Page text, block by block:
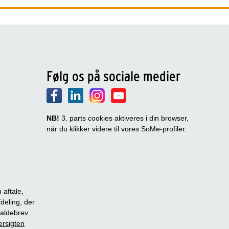
aftale,
der
Følg os på sociale medier
NB! 3. parts cookies aktiveres i din browser,
når du klikker videre til vores SoMe-profiler.